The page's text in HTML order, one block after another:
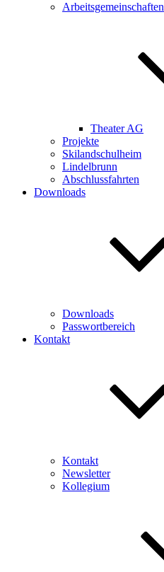
Arbeitsgemeinschaften
Theater AG
Projekte
Skilandschulheim
Lindelbrunn
Abschlussfahrten
Downloads
Downloads
Passwortbereich
Kontakt
Kontakt
Newsletter
Kollegium